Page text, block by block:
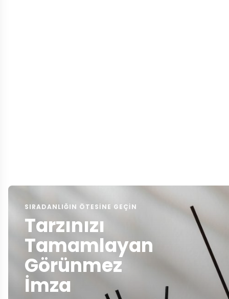
SIRADANLIĞIN ÖTESINE GEÇIN
Tarzınızı
Tamamlayan
Görünmez
İmza